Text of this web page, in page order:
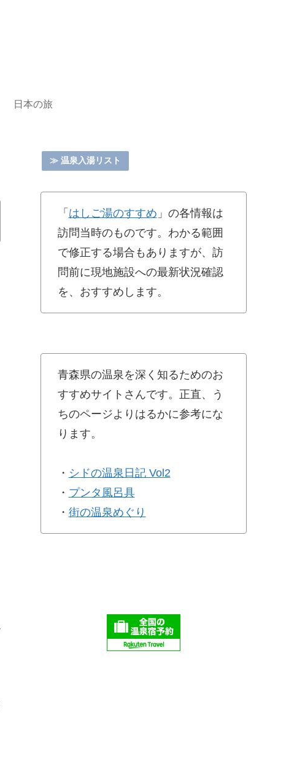
日本の旅
≫ 温泉入湯リスト
「 はしご湯のすすめ 」の各情報は
訪問当時のものです。わかる範囲
で修正する場合もありますが、訪
問前に現地施設への最新状況確認
を、おすすめします。
青森県の温泉を深く知るためのお
すすめサイトさんです。正直、う
ちのページよりはるかに参考にな
ります。
・ シドの温泉日記 Vol2
・ プンタ風呂具
・ 街の温泉めぐり